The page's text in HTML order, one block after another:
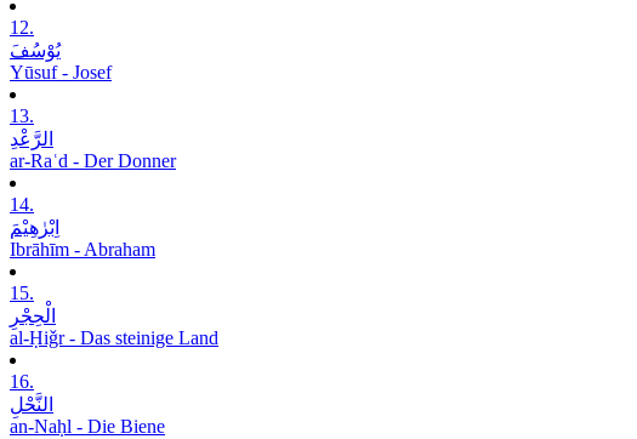
12.
یُوْسُفَ
Yūsuf - Josef
13.
الرَّعْدِ
ar-Raʿd - Der Donner
14.
اِبْرٰھِیْمَ
Ibrāhīm - Abraham
15.
الْحِجْرِ
al-Ḥiǧr - Das steinige Land
16.
النَّحْلِ
an-Naḥl - Die Biene